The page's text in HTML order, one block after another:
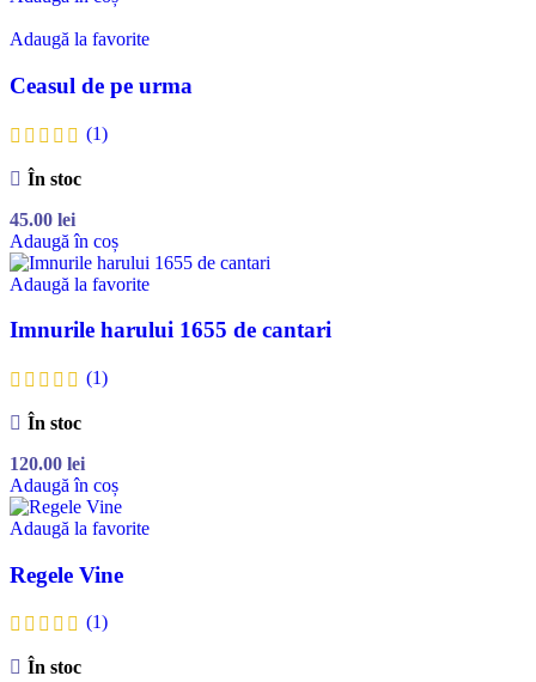
Adaugă la favorite
Ceasul de pe urma
(1)
În stoc
45.00 lei
Adaugă în coș
Adaugă la favorite
Imnurile harului 1655 de cantari
(1)
În stoc
120.00 lei
Adaugă în coș
Adaugă la favorite
Regele Vine
(1)
În stoc